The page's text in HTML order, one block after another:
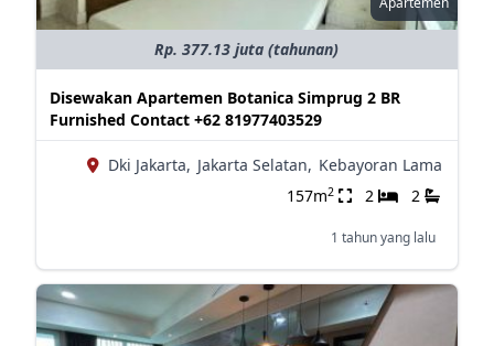
Rp. 377.13 juta (tahunan)
Disewakan Apartemen Botanica Simprug 2 BR
Furnished Contact +62 81977403529
Dki Jakarta, Jakarta Selatan, Kebayoran Lama
157m2 2 2
1 tahun yang lalu